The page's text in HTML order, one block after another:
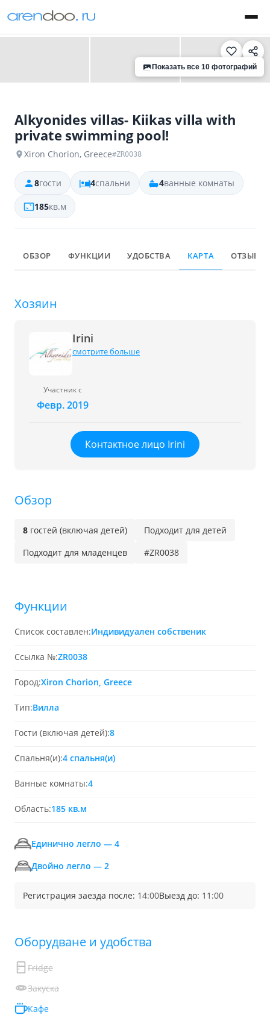
‹ ›
Показать все 10 фотографий
Alkyonides villas- Kiikas villa with
private swimming pool!
Xiron Chorion, Greece#ZR0038
8гости 4спальни 4ванные комнаты
185кв.м
ОБЗОР ФУНКЦИИ УДОБСТВА КАРТА ОТЗЫВЫ
Хозяин
Irini
смотрите больше
Участник с
Февр. 2019
Контактное лицо Irini
Обзор
8 гостей (включая детей)
Подходит для детей
Подходит для младенцев
#ZR0038
Функции
Список составлен:Индивидуален собственик
Ссылка №:ZR0038
Город:Xiron Chorion, Greece
Тип:Вилла
Гости (включая детей):8
Спальня(и):4 спальня(и)
Ванные комнаты:4
Область:185 кв.м
Единично легло — 4
Двойно легло — 2
Регистрация заезда после: 14:00Выезд до: 11:00
Обoрудване и удобства
Fridge
Закуска
Кафе